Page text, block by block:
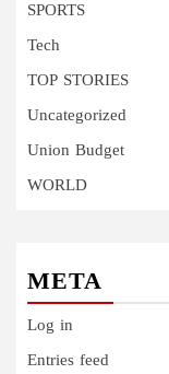
SPORTS
Tech
TOP STORIES
Uncategorized
Union Budget
WORLD
META
Log in
Entries feed